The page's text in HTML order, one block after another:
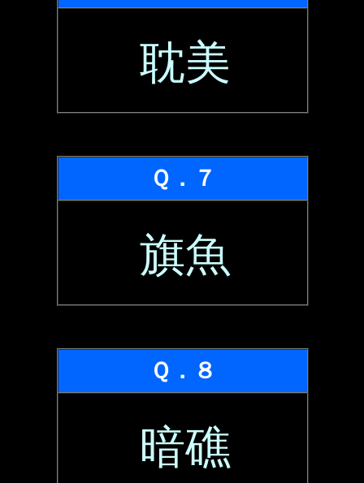
耽美
Ｑ．７
旗魚
Ｑ．８
暗礁